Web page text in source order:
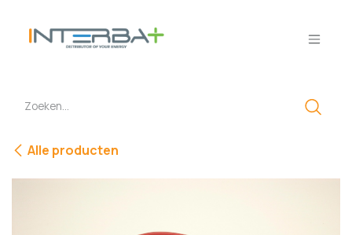
Alle producten